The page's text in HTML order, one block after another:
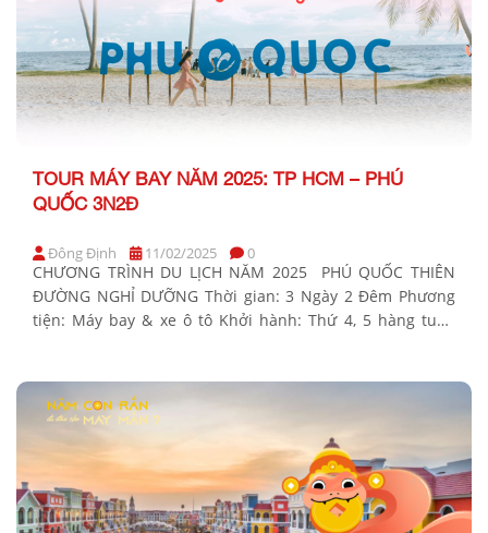
TOUR MÁY BAY NĂM 2025: TP HCM – PHÚ
QUỐC 3N2Đ
Đông Định 11/02/2025 0
CHƯƠNG TRÌNH DU LỊCH NĂM 2025 PHÚ QUỐC THIÊN
ĐƯỜNG NGHỈ DƯỠNG Thời gian: 3 Ngày 2 Đêm Phương
tiện: Máy bay & xe ô tô Khởi hành: Thứ 4, 5 hàng tuần